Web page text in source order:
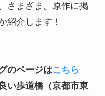
さまざま。原作に掲
紹介します！
のページはこちら
い歩道橋（京都市東